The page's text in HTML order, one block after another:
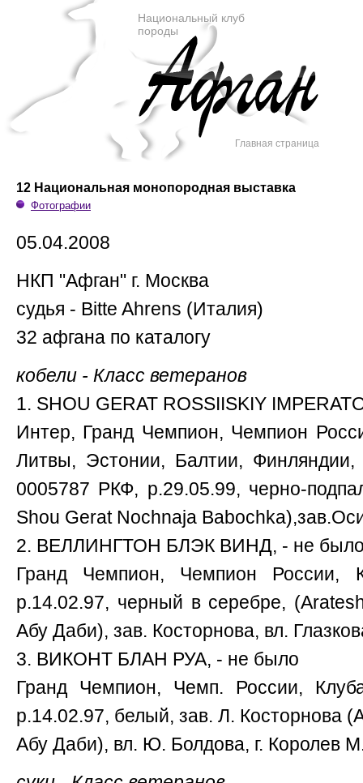
Национальный клуб
породы
Главная страница
12 Национальная монопородная выставка
Фотографии
05.04.2008
НКП "Афган" г. Москва
судья - Bitte Ahrens (Италия)
32 афгана по каталогу
кобели - Класс ветеранов
1. SHOU GERAT ROSSIISKIY
Интер, Гранд Чемпион, Чемпион
Литвы, Эстонии, Балтии,
0005787 РКФ, р.29.05.99, черно-
Shou Gerat Nochnaja
2. ВЕЛЛИНГТОН БЛЭК ВИНД, - не
Гранд Чемпион, Чемпион
р.14.02.97, черный в серебре,
Абу Даби), зав. Косторнова, вл.
3. ВИКОНТ БЛАН РУА, - не было
Гранд Чемпион, Чемп. России,
р.14.02.97, белый, зав. Л. Косторнова
Абу Даби), вл. Ю. Болдова, г. Королев